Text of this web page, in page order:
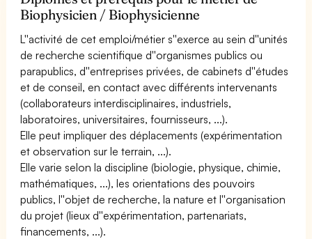
Biophysicien / Biophysicienne
L''activité de cet emploi/métier s''exerce au sein d''unités
de recherche scientifique d''organismes publics ou
parapublics, d''entreprises privées, de cabinets d''études
et de conseil, en contact avec différents intervenants
(collaborateurs interdisciplinaires, industriels,
laboratoires, universitaires, fournisseurs, ...).
Elle peut impliquer des déplacements (expérimentation
et observation sur le terrain, ...).
Elle varie selon la discipline (biologie, physique, chimie,
mathématiques, ...), les orientations des pouvoirs
publics, l''objet de recherche, la nature et l''organisation
du projet (lieux d''expérimentation, partenariats,
financements, ...).